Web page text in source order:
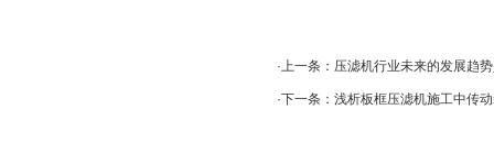
·上一条： 压滤机行业未来的发展趋
·下一条： 浅析板框压滤机施工中传